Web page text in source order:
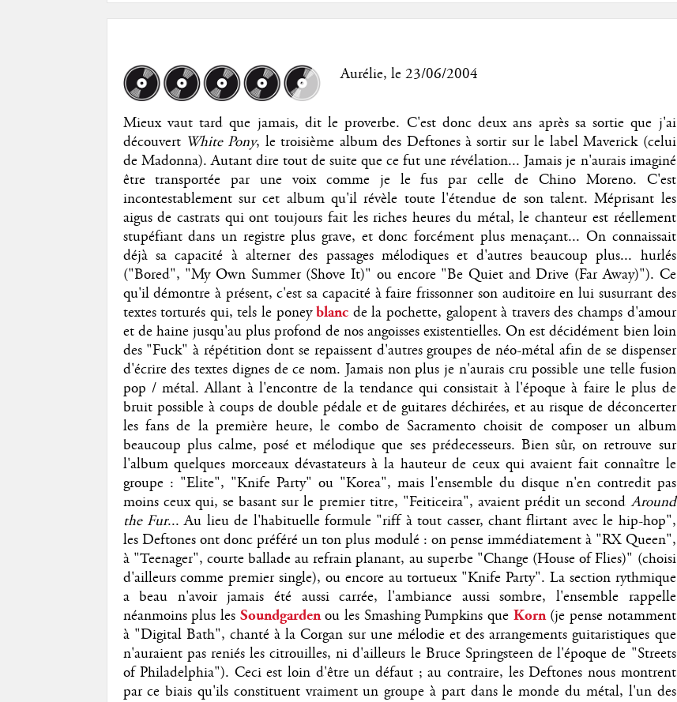
Aurélie, le 23/06/2004
Mieux vaut tard que jamais, dit le proverbe. C'est donc deux ans après sa sortie que j'ai
découvert White Pony, le troisième album des Deftones à sortir sur le label Maverick (celui
de Madonna). Autant dire tout de suite que ce fut une révélation... Jamais je n'aurais imaginé
être transportée par une voix comme je le fus par celle de Chino Moreno. C'est
incontestablement sur cet album qu'il révèle toute l'étendue de son talent. Méprisant les
aigus de castrats qui ont toujours fait les riches heures du métal, le chanteur est réellement
stupéfiant dans un registre plus grave, et donc forcément plus menaçant... On connaissait
déjà sa capacité à alterner des passages mélodiques et d'autres beaucoup plus... hurlés
("Bored", "My Own Summer (Shove It)" ou encore "Be Quiet and Drive (Far Away)"). Ce
qu'il démontre à présent, c'est sa capacité à faire frissonner son auditoire en lui susurrant des
textes torturés qui, tels le poneyblanc de la pochette, galopent à travers des champs d'amour
et de haine jusqu'au plus profond de nos angoisses existentielles. On est décidément bien loin
des "Fuck" à répétition dont se repaissent d'autres groupes de néo-métal afin de se dispenser
d'écrire des textes dignes de ce nom. Jamais non plus je n'aurais cru possible une telle fusion
pop / métal. Allant à l'encontre de la tendance qui consistait à l'époque à faire le plus de
bruit possible à coups de double pédale et de guitares déchirées, et au risque de déconcerter
les fans de la première heure, le combo de Sacramento choisit de composer un album
beaucoup plus calme, posé et mélodique que ses prédecesseurs. Bien sûr, on retrouve sur
l'album quelques morceaux dévastateurs à la hauteur de ceux qui avaient fait connaître le
groupe : "Elite", "Knife Party" ou "Korea", mais l'ensemble du disque n'en contredit pas
moins ceux qui, se basant sur le premier titre, "Feiticeira", avaient prédit un secondAround
the Fur... Au lieu de l'habituelle formule "riff à tout casser, chant flirtant avec le hip-hop",
les Deftones ont donc préféré un ton plus modulé : on pense immédiatement à "RX Queen",
à "Teenager", courte ballade au refrain planant, au superbe "Change (House of Flies)" (choisi
d'ailleurs comme premier single), ou encore au tortueux "Knife Party". La section rythmique
a beau n'avoir jamais été aussi carrée, l'ambiance aussi sombre, l'ensemble rappelle
néanmoins plus lesSoundgardenou les Smashing Pumpkins que Korn(je pense notamment
à "Digital Bath", chanté à la Corgan sur une mélodie et des arrangements guitaristiques que
n'auraient pas reniés les citrouilles, ni d'ailleurs le Bruce Springsteen de l'époque de "Streets
of Philadelphia"). Ceci est loin d'être un défaut ; au contraire, les Deftones nous montrent
par ce biais qu'ils constituent vraiment un groupe à part dans le monde du métal, l'un des